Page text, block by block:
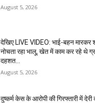
August 5, 2026
देखिए LIVE VIDEO: भाई-बहन मारकर
नोचता रहा भालू, खेत में काम कर रहे थे
दहशत…
August 5, 2026
दुष्कर्म केस के आरोपी की गिरफ्तारी में देरी